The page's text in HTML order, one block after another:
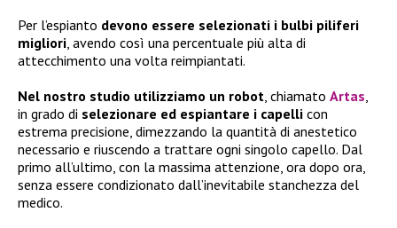
Per l’espianto devono essere selezionati i bulbi piliferi
migliori, avendo così una percentuale più alta di
attecchimento una volta reimpiantati.
Nel nostro studio utilizziamo un robot, chiamato Artas,
in grado di selezionare ed espiantare i capelli con
estrema precisione, dimezzando la quantità di anestetico
necessario e riuscendo a trattare ogni singolo capello. Dal
primo all’ultimo, con la massima attenzione, ora dopo ora,
senza essere condizionato dall’inevitabile stanchezza del
medico.